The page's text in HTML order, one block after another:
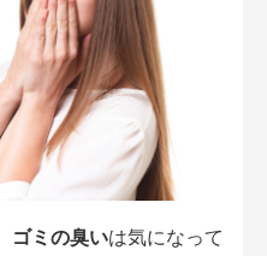
ゴミの臭いは気になって